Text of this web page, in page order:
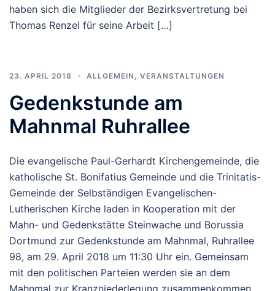
haben sich die Mitglieder der Bezirksvertretung bei
Thomas Renzel für seine Arbeit […]
23. APRIL 2018 ALLGEMEIN VERANSTALTUNGEN
Gedenkstunde am
Mahnmal Ruhrallee
Die evangelische Paul-Gerhardt Kirchengemeinde, die
katholische St. Bonifatius Gemeinde und die Trinitatis-
Gemeinde der Selbständigen Evangelischen-
Lutherischen Kirche laden in Kooperation mit der
Mahn- und Gedenkstätte Steinwache und Borussia
Dortmund zur Gedenkstunde am Mahnmal, Ruhrallee
98, am 29. April 2018 um 11:30 Uhr ein. Gemeinsam
mit den politischen Parteien werden sie an dem
Mahnmal zur Kranzniederlegung zusammenkommen,